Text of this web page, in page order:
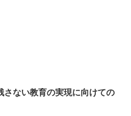
さない教育の実現に向けての